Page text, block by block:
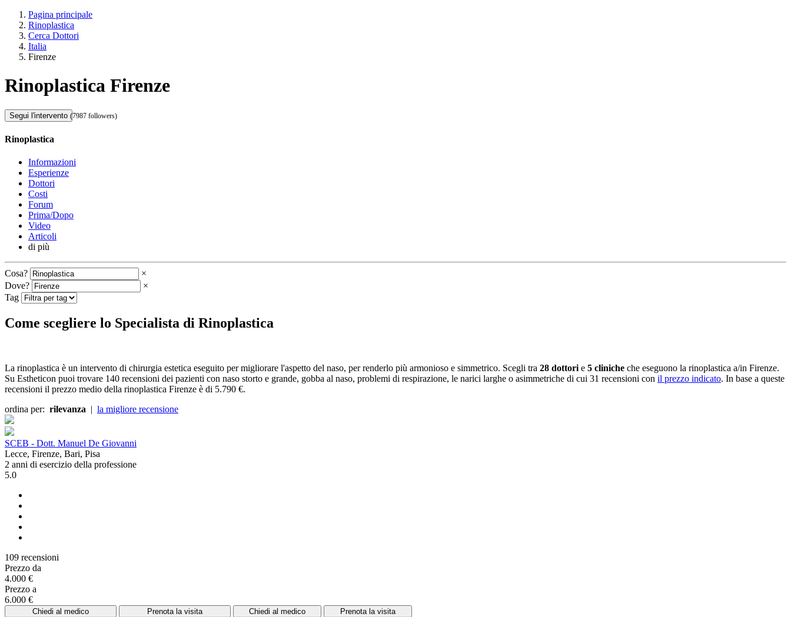
Pagina principale
Rinoplastica
Cerca Dottori
Italia
Firenze
Rinoplastica Firenze
Segui l'intervento (7987 followers)
Rinoplastica
Informazioni
Esperienze
Dottori
Costi
Forum
Prima/Dopo
Video
Articoli
di più
Cosa?
×
Dove?
×
Tag
Come scegliere lo Specialista di Rinoplastica
La rinoplastica è un intervento di chirurgia estetica eseguito per migliorare l'aspetto del naso, per renderlo più armonioso e simmetrico. Scegli tra 28 dottori e 5 cliniche che eseguono la rinoplastica a/in Firenze.
Su Estheticon puoi trovare 140 recensioni dei pazienti con naso storto e grande, gobba al naso, problemi di respirazione, le narici larghe o asimmetriche di cui 31 recensioni con il prezzo indicato. In base a queste
recensioni il prezzo medio della rinoplastica Firenze è di 5.790 €.
ordina per: rilevanza | la migliore recensione
SCEB - Dott. Manuel De Giovanni
Lecce, Firenze, Bari, Pisa
2 anni di esercizio della professione
5.0
109 recensioni
Prezzo da
4.000 €
Prezzo a
6.000 €
Chiedi al medico Prenota la visita Chiedi al medico Prenota la visita